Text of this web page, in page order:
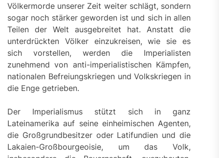
Völkermorde unserer Zeit weiter schlägt, sondern
sogar noch stärker geworden ist und sich in allen
Teilen der Welt ausgebreitet hat. Anstatt die
unterdrückten Völker einzukreisen, wie sie es
sich vorstellen, werden die Imperialisten
zunehmend von anti-imperialistischen Kämpfen,
nationalen Befreiungskriegen und Volkskriegen in
die Enge getrieben.
Der Imperialismus stützt sich in ganz
Lateinamerika auf seine einheimischen Agenten,
die Großgrundbesitzer oder Latifundien und die
Lakaien-Großbourgeoisie, um das Volk,